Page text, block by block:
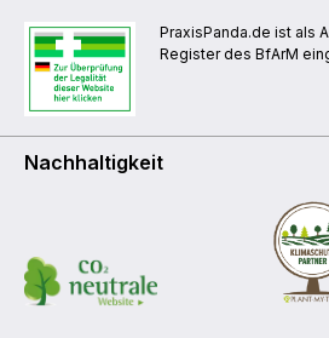
PraxisPanda.de ist als
Register des BfArM
Nachhaltigkeit